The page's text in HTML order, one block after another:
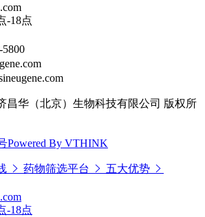
-18点
昌华（北京）生物科技有限公司 版权所
Powered By VTHINK
药物筛选平台
五大优势
-18点